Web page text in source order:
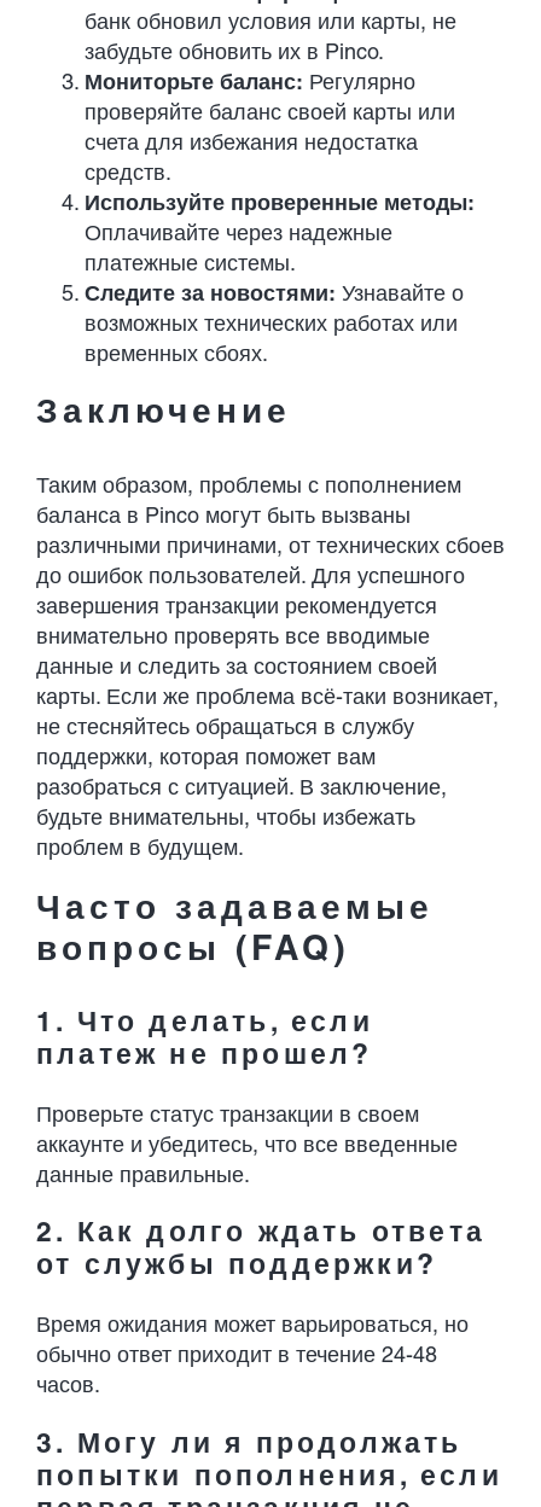
банк обновил условия или карты, не
забудьте обновить их в Pinco.
Мониторьте баланс: Регулярно
проверяйте баланс своей карты или
счета для избежания недостатка
средств.
Используйте проверенные методы:
Оплачивайте через надежные
платежные системы.
Следите за новостями: Узнавайте о
возможных технических работах или
временных сбоях.
Заключение
Таким образом, проблемы с пополнением
баланса в Pinco могут быть вызваны
различными причинами, от технических сбоев
до ошибок пользователей. Для успешного
завершения транзакции рекомендуется
внимательно проверять все вводимые
данные и следить за состоянием своей
карты. Если же проблема всё-таки возникает,
не стесняйтесь обращаться в службу
поддержки, которая поможет вам
разобраться с ситуацией. В заключение,
будьте внимательны, чтобы избежать
проблем в будущем.
Часто задаваемые
вопросы (FAQ)
1. Что делать, если
платеж не прошел?
Проверьте статус транзакции в своем
аккаунте и убедитесь, что все введенные
данные правильные.
2. Как долго ждать ответа
от службы поддержки?
Время ожидания может варьироваться, но
обычно ответ приходит в течение 24-48
часов.
3. Могу ли я продолжать
попытки пополнения, если